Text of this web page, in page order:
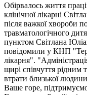
Обірвалось життя
клінічної лікарні
після важкої хвороби
травматологічного
пунктом Світлана
повідомили у КНП
лікарня".
щирі співчуття рідним
втрати близької
Ваше горе,